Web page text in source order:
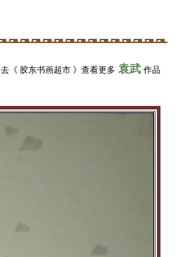
去《 胶东书画超市 》查看更多 袁武 作品